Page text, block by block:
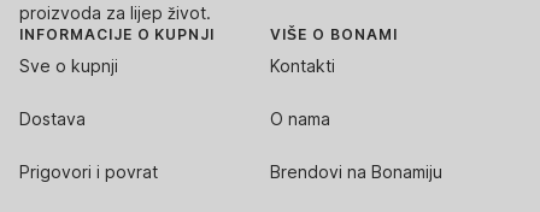
proizvoda za lijep život.
INFORMACIJE O KUPNJI
Sve o kupnji
Dostava
Prigovori i povrat
VIŠE O BONAMI
Kontakti
O nama
Brendovi na Bonamiju